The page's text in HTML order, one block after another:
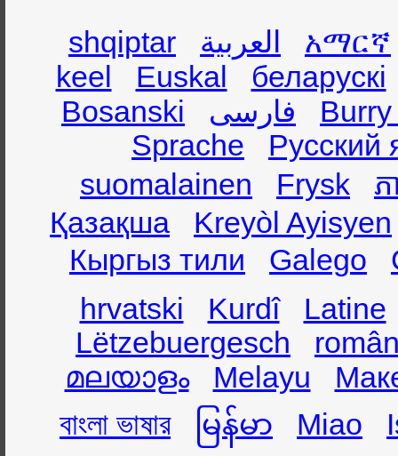
shqiptar العربية
አማርኛ
keel
Euskal
беларускі
Bosanski
فارسی
Sprache
Русский
suomalainen
Frysk
ភ
Қазақша
Kreyòl Ayisyen
Кыргыз тили
Galego
hrvatski
Kurdî
Latine
Lëtzebuergesch
മലയാളം
Melayu
বাংলা ভাষার
မြန်မာ Miao